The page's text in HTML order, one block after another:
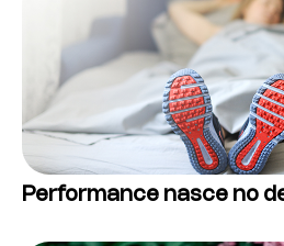
Performance nasce no